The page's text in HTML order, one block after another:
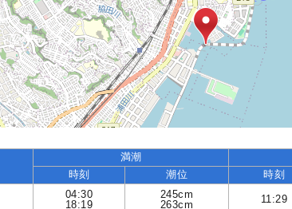
満潮
時刻 潮位 時刻
04:30
18:19
245cm
263cm
11:29